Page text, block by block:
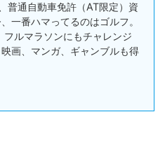
普通自動車免許（AT限定）資
一番ハマってるのはゴルフ。
フルマラソンにもチャレンジ
画、マンガ、ギャンブルも得